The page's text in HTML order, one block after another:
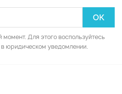
Для этого воспользуйтесь
юридическом уведомлении.